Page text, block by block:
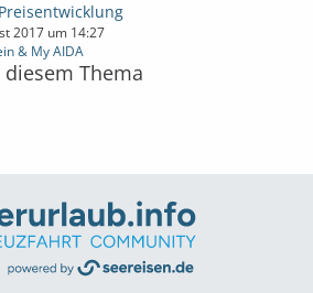
2017 um 14:27
& My AIDA
Thema